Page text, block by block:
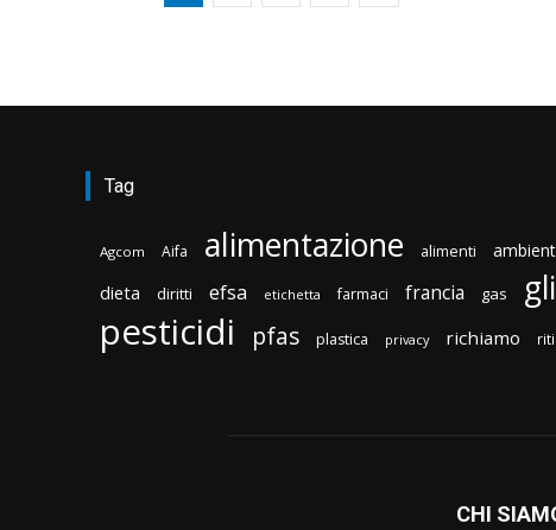
Tag
Agcom Aifa alimentazione alimenti
dieta diritti efsa etichetta farmaci francia gas
pesticidi pfas plastica privacy richiamo
CHI